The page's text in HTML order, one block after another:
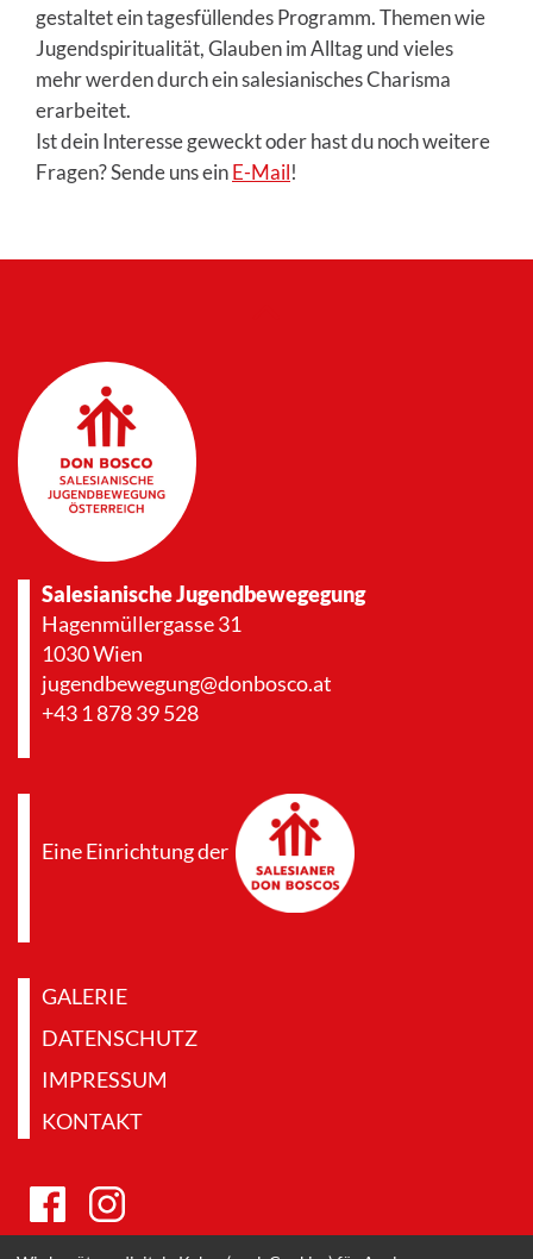
gestaltet ein tagesfüllendes Programm. Themen wie
Jugendspiritualität, Glauben im Alltag und vieles
mehr werden durch ein salesianisches Charisma
erarbeitet.
Ist dein Interesse geweckt oder hast du noch weitere
Fragen? Sende uns ein E-Mail !
Salesianische Jugendbewegegung
Hagenmüllergasse 31
1030 Wien
jugendbewegung@donbosco.at
+43 1 878 39 528
Eine Einrichtung der
GALERIE
DATENSCHUTZ
IMPRESSUM
KONTAKT